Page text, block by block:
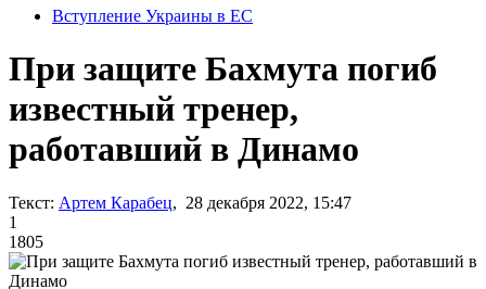
Вступление Украины в ЕС
При защите Бахмута погиб
известный тренер,
работавший в Динамо
Текст: Артем Карабец, 28 декабря 2022, 15:47
1
1805